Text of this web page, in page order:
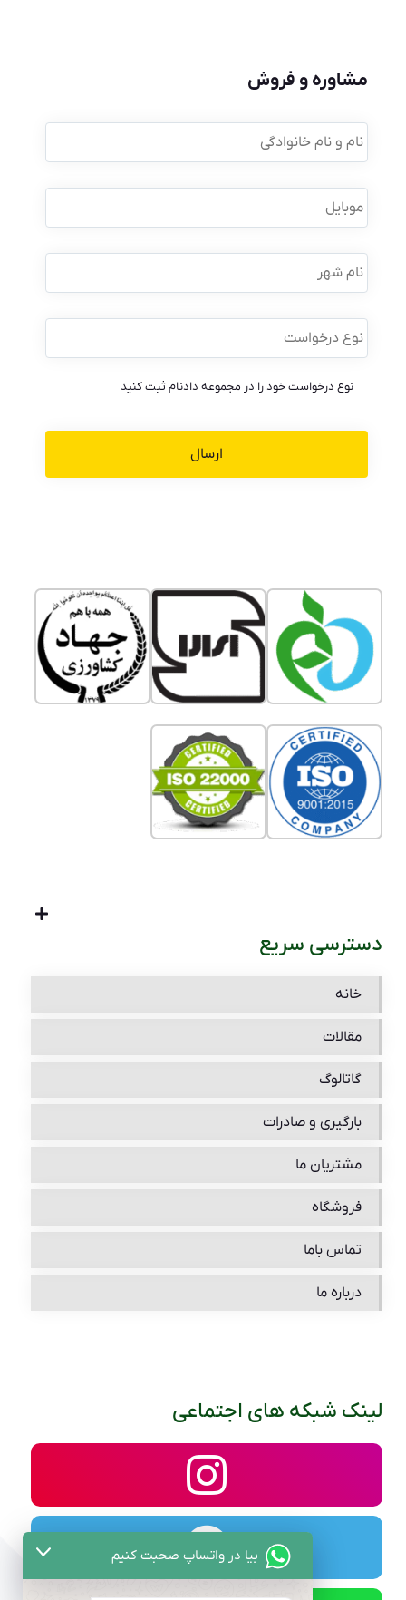
مشاوره و فروش
نام
و
نام
موبایل *
نام
شهر
نوع
درخواست *
نوع درخواست خود را در مجموعه دادنام ثبت کنید
دسترسی سریع
خانه
مقالات
گاتالوگ
بارگیری و صادرات
مشتریان ما
فروشگاه
تماس باما
درباره ما
لینک شبکه های اجتماعی
بیا در واتساپ صحبت کنیم